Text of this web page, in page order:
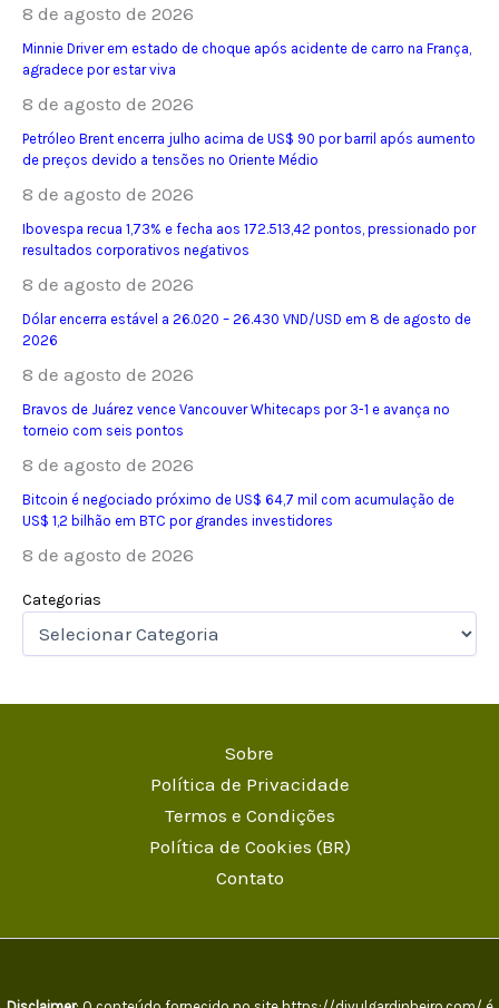
8 de agosto de 2026
Minnie Driver em estado de choque após acidente de carro na França,
agradece por estar viva
8 de agosto de 2026
Petróleo Brent encerra julho acima de US$ 90 por barril após aumento
de preços devido a tensões no Oriente Médio
8 de agosto de 2026
Ibovespa recua 1,73% e fecha aos 172.513,42 pontos, pressionado por
resultados corporativos negativos
8 de agosto de 2026
Dólar encerra estável a 26.020 – 26.430 VND/USD em 8 de agosto de
2026
8 de agosto de 2026
Bravos de Juárez vence Vancouver Whitecaps por 3-1 e avança no
torneio com seis pontos
8 de agosto de 2026
Bitcoin é negociado próximo de US$ 64,7 mil com acumulação de
US$ 1,2 bilhão em BTC por grandes investidores
8 de agosto de 2026
Categorias
Sobre
Política de Privacidade
Termos e Condições
Política de Cookies (BR)
Contato